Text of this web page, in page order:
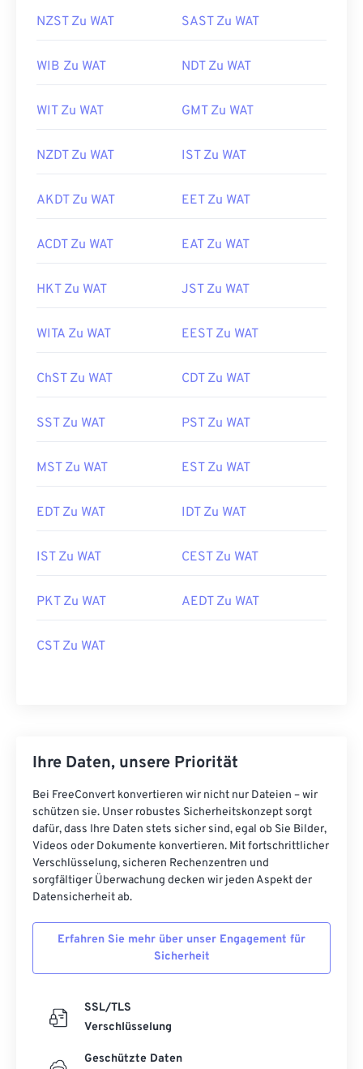
NZST Zu WAT SAST Zu WAT
WIB Zu WAT NDT Zu WAT
WIT Zu WAT GMT Zu WAT
NZDT Zu WAT IST Zu WAT
AKDT Zu WAT EET Zu WAT
ACDT Zu WAT EAT Zu WAT
HKT Zu WAT JST Zu WAT
WITA Zu WAT EEST Zu WAT
ChST Zu WAT CDT Zu WAT
SST Zu WAT PST Zu WAT
MST Zu WAT EST Zu WAT
EDT Zu WAT IDT Zu WAT
IST Zu WAT CEST Zu WAT
PKT Zu WAT AEDT Zu WAT
CST Zu WAT
Ihre Daten, unsere Priorität
Bei FreeConvert konvertieren wir nicht nur Dateien – wir
schützen sie. Unser robustes Sicherheitskonzept sorgt
dafür, dass Ihre Daten stets sicher sind, egal ob Sie Bilder,
Videos oder Dokumente konvertieren. Mit fortschrittlicher
Verschlüsselung, sicheren Rechenzentren und
sorgfältiger Überwachung decken wir jeden Aspekt der
Datensicherheit ab.
Erfahren Sie mehr über unser Engagement für
Sicherheit
SSL/TLS
Verschlüsselung
Geschützte Daten